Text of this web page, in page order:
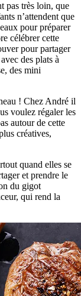
pas très loin, que
n’attendent que
pour préparer
célébrer cette
pour partager
des plats à
des mini
! Chez André il
voulez régaler les
autour de cette
créatives,
quand elles se
et prendre le
du gigot
qui rend la